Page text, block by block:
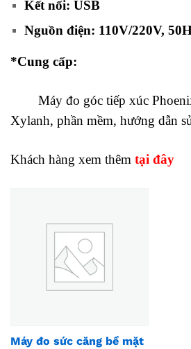
Kết nối: USB
Nguồn điện: 110V/220V,
*Cung cấp:
Máy đo góc tiếp xúc
Xylanh, phần mềm, hướng dẫn
Khách hàng xem thêm tại đây
Máy đo sức căng bề mặt